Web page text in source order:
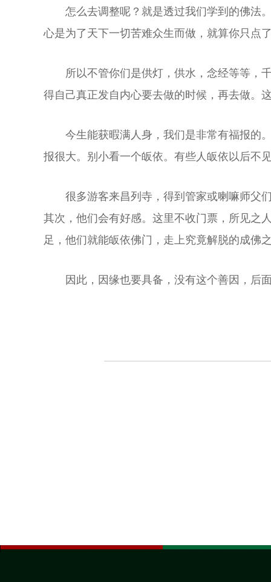
怎么去调整呢？就是透过我们学到的佛法
心是为了天下一切苦难众生而做，就算你只点
所以不管你们是供灯，供水，念经等等，
得自己真正发自内心要去做的时候，再去做。
今生能获暇满人身，我们是非常有福报的
报很大。别小看一个皈依。有些人皈依以后不
很多游客来昌列寺，得到管家或喇嘛师父
其次，他们会有好感。这里不收门票，所见之
足，他们就能皈依佛门，走上究竟解脱的成佛
因此，因缘也要具备，没有这个善因，后